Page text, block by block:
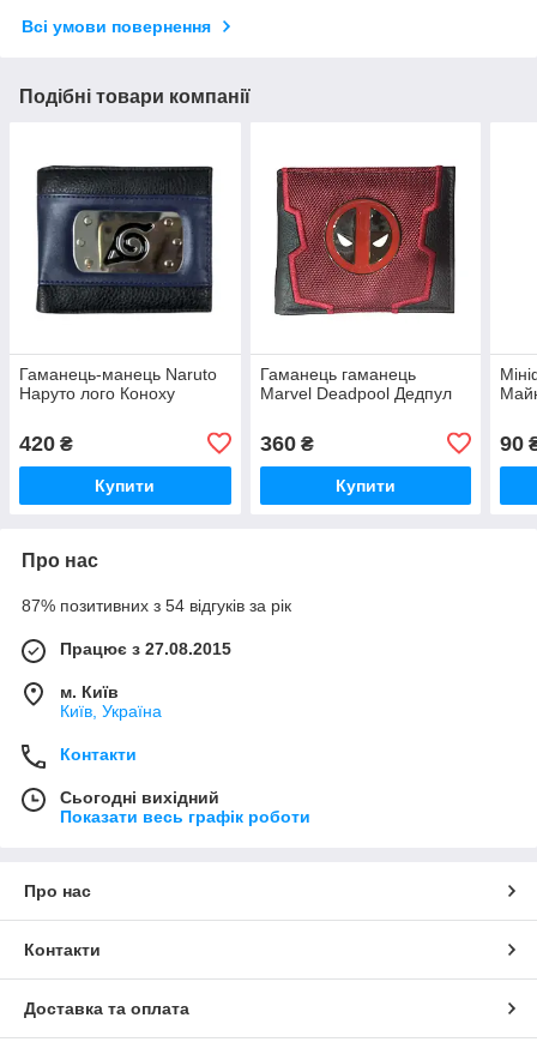
Всі умови повернення
Подібні товари компанії
Гаманець-манець Naruto
Наруто лого Коноху
420 ₴
Купити
Гаманець гаманець
Marvel Deadpool Дедпул
360₴
Купити
90
Про нас
87% позитивних з 54 відгуків за рік
Працює з 27.08.2015
м. Київ
Київ, Україна
Контакти
Сьогодні вихідний
Показати весь графік роботи
Про нас
Контакти
Доставка та оплата